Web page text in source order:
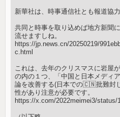
新華社は、時事通信社とも報道協
共同と時事を取り込めば地方新聞
流せますしね。
https://jp.news.cn/20250219/
c.html
これは、去年のクリスマスに岩屋
の内の１つ、「中国と日本メディ
論を改善する(日本での🇨🇳批難封
性があり注意が必要です。
https://x.com/2022meimei3/status/